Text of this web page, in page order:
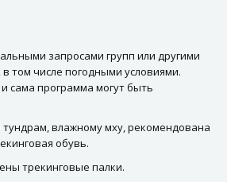
запросами групп или другими
том числе погодными условиями.
сама программа могут быть
влажному мху, рекомендована
обувь.
трекинговые палки.